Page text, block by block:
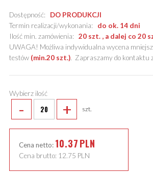
Dostępność: DO PRODUKCJI
Termin realizacji/wykonania: do ok. 14 dni
Ilość min. zamówienia: 20 szt. , a dalej co 20
UWAGA! Możliwa indywidualna wycena
testów (min.20 szt.). Zapraszamy do kontaktu
Wybierz ilość
- + szt.
Cena netto: 10.37PLN
Cena brutto: 12.75 PLN